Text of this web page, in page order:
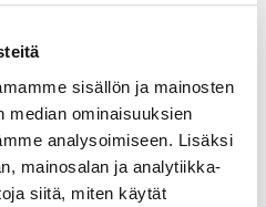
sisällön ja mainosten
median ominaisuuksien
analysoimiseen. Lisäksi
mainosalan ja analytiikka-
siitä, miten käytät
maksullisen
jäsenmaksut yhdistyksen